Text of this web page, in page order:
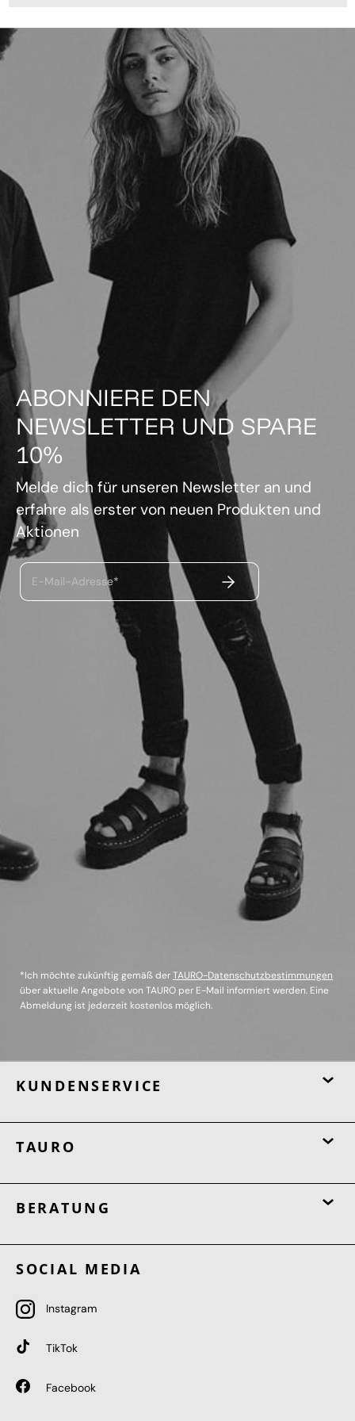
ABONNIERE DEN
NEWSLETTER UND SPARE
10%
Melde dich für unseren Newsletter an und
erfahre als erster von neuen Produkten und
Aktionen
E-Mail-Adresse* ABSENDEN
*Ich möchte zukünftig gemäß derTAURO-Datenschutzbestimmungen
über aktuelle Angebote von TAURO per E-Mail informiert werden. Eine
Abmeldung ist jederzeit kostenlos möglich.
KUNDENSERVICE
TAURO
BERATUNG
SOCIAL MEDIA
Instagram
TikTok
Facebook